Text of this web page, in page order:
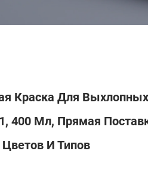
Краска Для Выхлопных
400 Мл, Прямая
И Типов